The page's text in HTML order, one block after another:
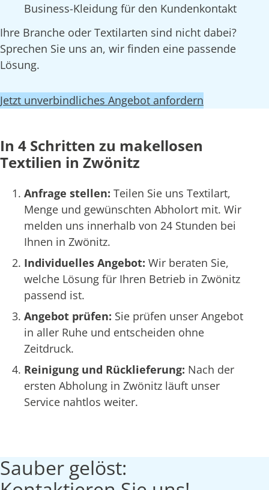
Business-Kleidung für den Kundenkontakt
Ihre Branche oder Textilarten sind nicht dabei?
Sprechen Sie uns an, wir finden eine passende
Lösung.
Jetzt unverbindliches Angebot anfordern
In 4 Schritten zu makellosen
Textilien in Zwönitz
Anfrage stellen: Teilen Sie uns Textilart,
Menge und gewünschten Abholort mit. Wir
melden uns innerhalb von 24 Stunden bei
Ihnen in Zwönitz.
Individuelles Angebot: Wir beraten Sie,
welche Lösung für Ihren Betrieb in Zwönitz
passend ist.
Angebot prüfen: Sie prüfen unser Angebot
in aller Ruhe und entscheiden ohne
Zeitdruck.
Reinigung und Rücklieferung: Nach der
ersten Abholung in Zwönitz läuft unser
Service nahtlos weiter.
Sauber gelöst: